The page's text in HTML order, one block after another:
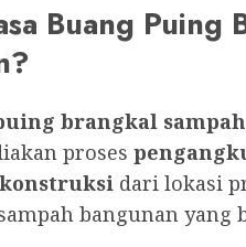
Buang Puing
brangkal
proses
dari lokasi
bangunan